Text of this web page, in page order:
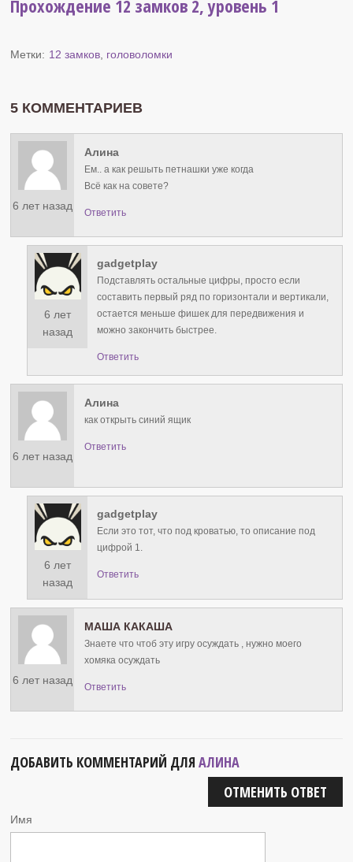
Прохождение 12 замков 2, уровень 1
Метки: 12 замков головоломки
5 КОММЕНТАРИЕВ
6 лет назад
Алина
Ем.. а как решыть петнашки уже когда
Всё как на совете?
Ответить
6 лет
назад
gadgetplay
Подставлять остальные цифры, просто если
составить первый ряд по горизонтали и вертикали,
остается меньше фишек для передвижения и
можно закончить быстрее.
Ответить
6 лет назад
Алина
как открыть синий ящик
Ответить
6 лет
назад
gadgetplay
Если это тот, что под кроватью, то описание под
цифрой 1.
Ответить
6 лет назад
МАША КАКАША
Знаете что чтоб эту игру осуждать , нужно моего
хомяка осуждать
Ответить
ДОБАВИТЬ КОММЕНТАРИЙ ДЛЯАЛИНА
ОТМЕНИТЬ ОТВЕТ
Имя